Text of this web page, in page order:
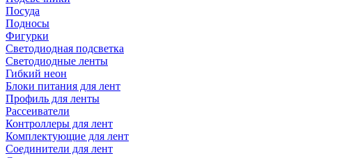
Посуда
Подносы
Фигурки
Светодиодная подсветка
Светодиодные ленты
Гибкий неон
Блоки питания для лент
Профиль для ленты
Рассеиватели
Контроллеры для лент
Комплектующие для лент
Соединители для лент